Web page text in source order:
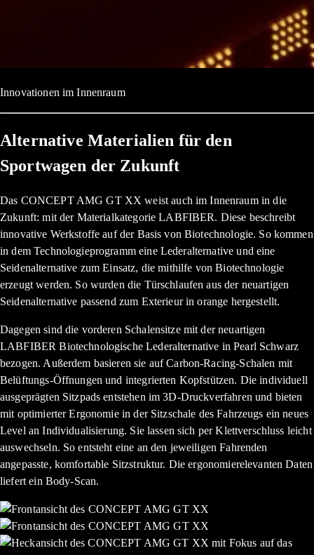
Innovationen im Innenraum
Alternative Materialien für den
Sportwagen der Zukunft
Das CONCEPT AMG GT XX weist auch im Innenraum in die
Zukunft: mit der Materialkategorie LABFIBER. Diese beschreibt
innovative Werkstoffe auf der Basis von Biotechnologie. So kommen
in dem Technologieprogramm eine Lederalternative und eine
Seidenalternative zum Einsatz, die mithilfe von Biotechnologie
erzeugt werden. So wurden die Türschlaufen aus der neuartigen
Seidenalternative passend zum Exterieur in orange hergestellt.
Dagegen sind die vorderen Schalensitze mit der neuartigen
LABFIBER Biotechnologische Lederalternative in Pearl Schwarz
bezogen. Außerdem basieren sie auf Carbon-Racing-Schalen mit
Belüftungs-Öffnungen und integrierten Kopfstützen. Die individuell
ausgeprägten Sitzpads entstehen im 3D-Druckverfahren und bieten
mit optimierter Ergonomie in der Sitzschale des Fahrzeugs ein neues
Level an Individualisierung. Sie lassen sich per Klettverschluss leicht
auswechseln. So entsteht eine an den jeweiligen Fahrenden
angepasste, komfortable Sitzstruktur. Die ergonomierelevanten Daten
liefert ein Body-Scan.